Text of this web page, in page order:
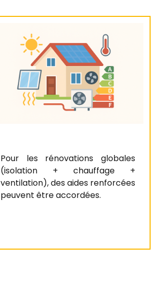
Pour les rénovations globales
(isolation + chauffage +
ventilation), des aides renforcées
peuvent être accordées.